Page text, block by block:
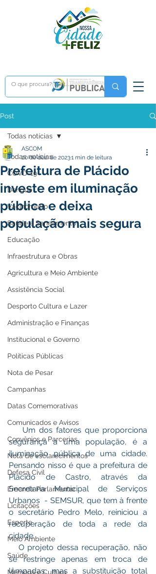
Post
Todas notícias
COVD-19
Dengue
Vacinômetro
Saúde e Saneamento
Educação
Infraestrutura e Obras
Agricultura e Meio Ambiente
Assistência Social
Desporto Cultura e Lazer
Administração e Finanças
Institucional e Governo
Políticas Públicas
Nota de Pesar
Campanhas
Datas Comemorativas
Comunicados e Avisos
Convênios e Parcerias
Nota de esclarecimentos
Defesa Civil
Emenda Parlamentar
Licitações
Esporte
Meio Ambiente
Saúde
Memória e Cultura
Todas notícias
Prefeitura de Plácido
investe em iluminação
pública e deixa
população mais segura
ASCOM
20 de dez. de 20231 min de leitura
segurança a uma população, é a
iluminação pública de uma cidade.
Pensando nisso é que a prefeitura de
Plácido de Castro, através da
Secretaria Municipal de Serviços
Urbanos  - SEMSUR, que tem à frente
o secretário Pedro Melo, reiniciou a
recuperação de toda a rede da
cidade.
se restringe apenas em troca de
lâmpadas, mas a substituição total